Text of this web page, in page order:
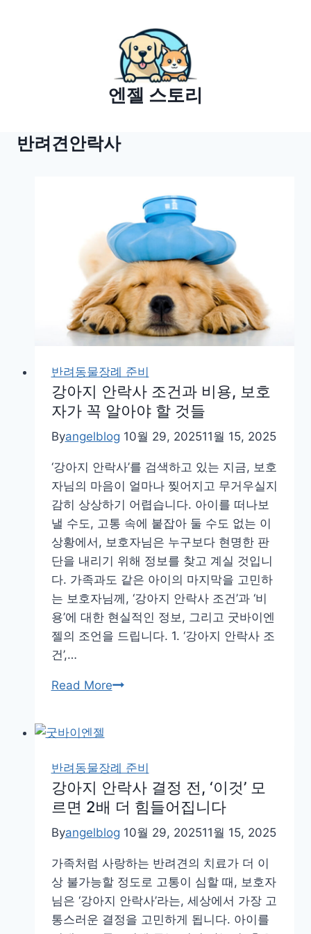
엔젤 스토리
반려견안락사
반려동물장례 준비
강아지 안락사 조건과 비용, 보호
자가 꼭 알아야 할 것들
Byangelblog 10월 29, 202511월 15, 2025
‘강아지 안락사’를 검색하고 있는 지금, 보호
자님의 마음이 얼마나 찢어지고 무거우실지
감히 상상하기 어렵습니다. 아이를 떠나보
낼 수도, 고통 속에 붙잡아 둘 수도 없는 이
상황에서, 보호자님은 누구보다 현명한 판
단을 내리기 위해 정보를 찾고 계실 것입니
다. 가족과도 같은 아이의 마지막을 고민하
는 보호자님께, ‘강아지 안락사 조건’과 ‘비
용’에 대한 현실적인 정보, 그리고 굿바이엔
젤의 조언을 드립니다. 1. ‘강아지 안락사 조
건’,…
Read More강
사
조
건
과
용,
보
호
자
반려동물장례 준비
강아지 안락사 결정 전, ‘이것’ 모
르면 2배 더 힘들어집니다
Byangelblog 10월 29, 202511월 15, 2025
가족처럼 사랑하는 반려견의 치료가 더 이
상 불가능할 정도로 고통이 심할 때, 보호자
님은 ‘강아지 안락사’라는, 세상에서 가장 고
통스러운 결정을 고민하게 됩니다. 아이를